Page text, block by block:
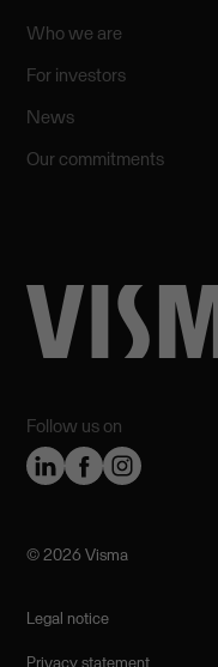
Follow us on
Who we are
For investors
News
Our commitments
©️ 2026 Visma
Legal notice
Privacy statement